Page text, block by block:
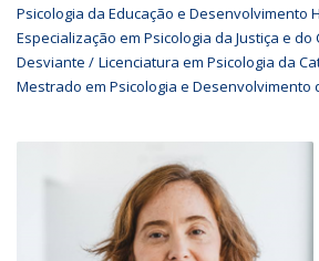
Psicologia da Educação e Desenvolvimento
Especialização em Psicologia da Justiça e
Desviante
Licenciatura em Psicologia da
Mestrado em Psicologia e Desenvolvimento